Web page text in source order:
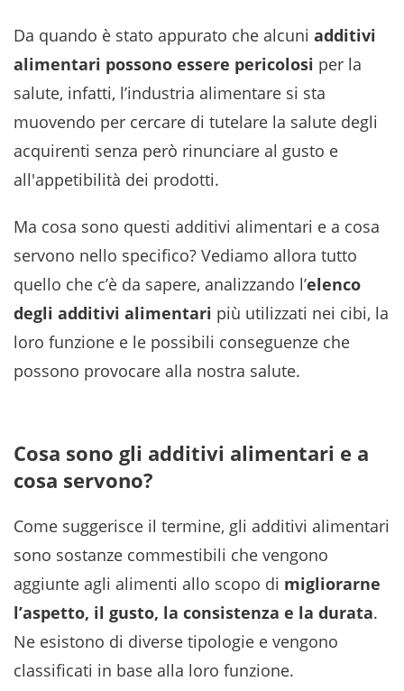
Da quando è stato appurato che alcuni additivi
alimentari possono essere pericolosi per la
salute, infatti, l’industria alimentare si sta
muovendo per cercare di tutelare la salute degli
acquirenti senza però rinunciare al gusto e
all'appetibilità dei prodotti.
Ma cosa sono questi additivi alimentari e a cosa
servono nello specifico? Vediamo allora tutto
quello che c’è da sapere, analizzando l’elenco
degli additivi alimentari più utilizzati nei cibi, la
loro funzione e le possibili conseguenze che
possono provocare alla nostra salute.
Cosa sono gli additivi alimentari e a
cosa servono?
Come suggerisce il termine, gli additivi alimentari
sono sostanze commestibili che vengono
aggiunte agli alimenti allo scopo di migliorarne
l’aspetto, il gusto, la consistenza e la durata.
Ne esistono di diverse tipologie e vengono
classificati in base alla loro funzione.